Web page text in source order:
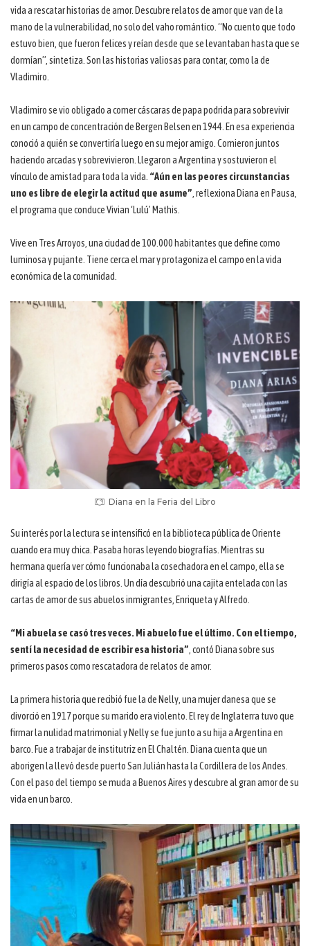
vida a rescatar historias de amor. Descubre relatos de amor que van de la
mano de la vulnerabilidad, no solo del vaho romántico. “No cuento que todo
estuvo bien, que fueron felices y reían desde que se levantaban hasta que se
dormían”, sintetiza. Son las historias valiosas para contar, como la de
Vladimiro.
Vladimiro se vio obligado a comer cáscaras de papa podrida para sobrevivir
en un campo de concentración de Bergen Belsen en 1944. En esa experiencia
conoció a quién se convertiría luego en su mejor amigo. Comieron juntos
haciendo arcadas y sobrevivieron. Llegaron a Argentina y sostuvieron el
vínculo de amistad para toda la vida. “Aún en las peores circunstancias
uno es libre de elegir la actitud que asume” , reflexiona Diana en Pausa,
el programa que conduce Vivian ‘Lulú’ Mathis.
Vive en Tres Arroyos, una ciudad de 100.000 habitantes que define como
luminosa y pujante. Tiene cerca el mar y protagoniza el campo en la vida
económica de la comunidad.
Diana en la Feria del Libro
Su interés por la lectura se intensificó en la biblioteca pública de Oriente
cuando era muy chica. Pasaba horas leyendo biografías. Mientras su
hermana quería ver cómo funcionaba la cosechadora en el campo, ella se
dirigía al espacio de los libros. Un día descubrió una cajita entelada con las
cartas de amor de sus abuelos inmigrantes, Enriqueta y Alfredo.
“Mi abuela se casó tres veces. Mi abuelo fue el último. Con el tiempo,
sentí la necesidad de escribir esa historia” , contó Diana sobre sus
primeros pasos como rescatadora de relatos de amor.
La primera historia que recibió fue la de Nelly, una mujer danesa que se
divorció en 1917 porque su marido era violento. El rey de Inglaterra tuvo que
firmar la nulidad matrimonial y Nelly se fue junto a su hija a Argentina en
barco. Fue a trabajar de institutriz en El Chaltén. Diana cuenta que un
aborigen la llevó desde puerto San Julián hasta la Cordillera de los Andes.
Con el paso del tiempo se muda a Buenos Aires y descubre al gran amor de su
vida en un barco.